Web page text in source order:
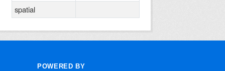
spatial
POWERED BY